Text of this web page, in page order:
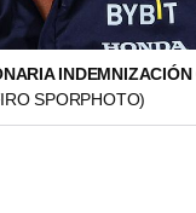
SPORPHOTO)